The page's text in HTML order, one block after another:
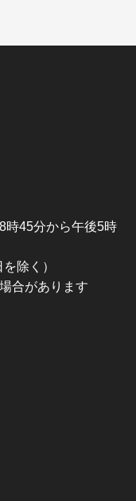
時45分から午後5時
除く）
合があります